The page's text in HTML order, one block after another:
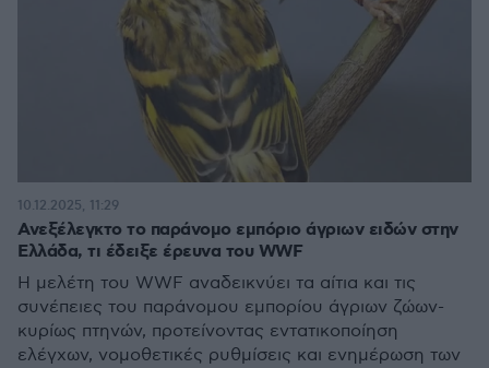
Ανεξέλεγκτο το παράνομο εμπόριο άγριων ειδών στην
Ελλάδα, τι έδειξε έρευνα του WWF
Η μελέτη του WWF αναδεικνύει τα αίτια και τις
συνέπειες του παράνομου εμπορίου άγριων ζώων-
κυρίως πτηνών, προτείνοντας εντατικοποίηση
ελέγχων, νομοθετικές ρυθμίσεις και ενημέρωση των
10.12.2025, 11:29